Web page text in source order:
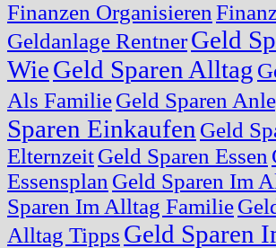
Finanzen Organisieren
Geldanlage RentnerGeld
WieGeld Sparen Alltag
Als FamilieGeld Sparen
Sparen Einkaufen Geld
ElternzeitGeld Sparen Essen
Essensplan Geld Sparen Im
Sparen Im Alltag Familie
Alltag Tipps Geld Sparen